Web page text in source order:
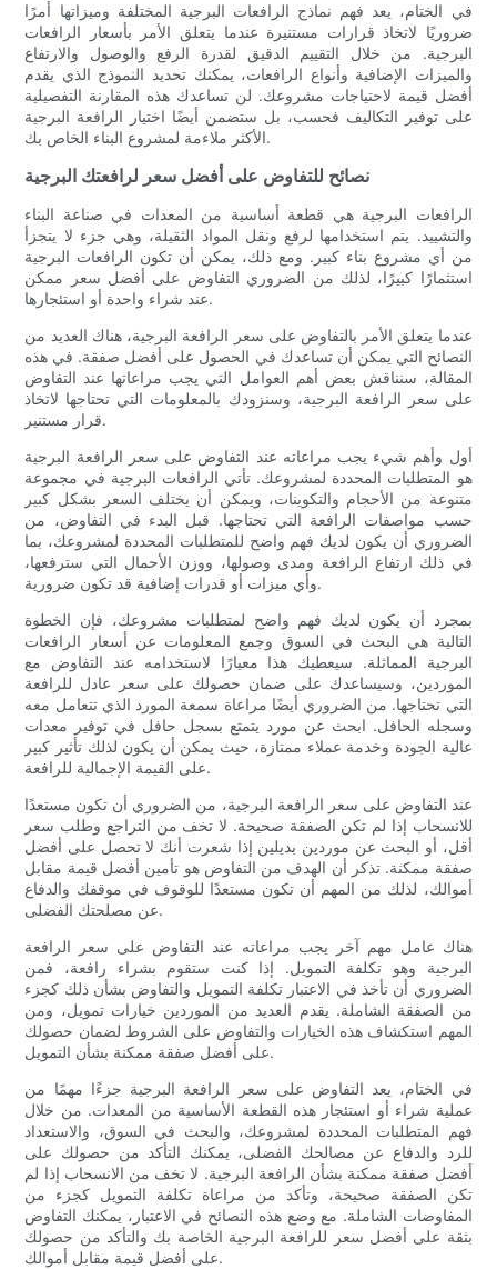
في الختام، يعد فهم نماذج الرافعات البرجية المختلفة وميزاتها أمرًا
ضروريًا لاتخاذ قرارات مستنيرة عندما يتعلق الأمر بأسعار الرافعات
البرجية. من خلال التقييم الدقيق لقدرة الرفع والوصول والارتفاع
والميزات الإضافية وأنواع الرافعات، يمكنك تحديد النموذج الذي يقدم
أفضل قيمة لاحتياجات مشروعك. لن تساعدك هذه المقارنة التفصيلية
على توفير التكاليف فحسب، بل ستضمن أيضًا اختيار الرافعة البرجية
الأكثر ملاءمة لمشروع البناء الخاص بك.
نصائح للتفاوض على أفضل سعر لرافعتك البرجية
الرافعات البرجية هي قطعة أساسية من المعدات في صناعة البناء
والتشييد. يتم استخدامها لرفع ونقل المواد الثقيلة، وهي جزء لا يتجزأ
من أي مشروع بناء كبير. ومع ذلك، يمكن أن تكون الرافعات البرجية
استثمارًا كبيرًا، لذلك من الضروري التفاوض على أفضل سعر ممكن
عند شراء واحدة أو استئجارها.
عندما يتعلق الأمر بالتفاوض على سعر الرافعة البرجية، هناك العديد من
النصائح التي يمكن أن تساعدك في الحصول على أفضل صفقة. في هذه
المقالة، سنناقش بعض أهم العوامل التي يجب مراعاتها عند التفاوض
على سعر الرافعة البرجية، وسنزودك بالمعلومات التي تحتاجها لاتخاذ
قرار مستنير.
أول وأهم شيء يجب مراعاته عند التفاوض على سعر الرافعة البرجية
هو المتطلبات المحددة لمشروعك. تأتي الرافعات البرجية في مجموعة
متنوعة من الأحجام والتكوينات، ويمكن أن يختلف السعر بشكل كبير
حسب مواصفات الرافعة التي تحتاجها. قبل البدء في التفاوض، من
الضروري أن يكون لديك فهم واضح للمتطلبات المحددة لمشروعك، بما
في ذلك ارتفاع الرافعة ومدى وصولها، ووزن الأحمال التي سترفعها،
وأي ميزات أو قدرات إضافية قد تكون ضرورية.
بمجرد أن يكون لديك فهم واضح لمتطلبات مشروعك، فإن الخطوة
التالية هي البحث في السوق وجمع المعلومات عن أسعار الرافعات
البرجية المماثلة. سيعطيك هذا معيارًا لاستخدامه عند التفاوض مع
الموردين، وسيساعدك على ضمان حصولك على سعر عادل للرافعة
التي تحتاجها. من الضروري أيضًا مراعاة سمعة المورد الذي تتعامل معه
وسجله الحافل. ابحث عن مورد يتمتع بسجل حافل في توفير معدات
عالية الجودة وخدمة عملاء ممتازة، حيث يمكن أن يكون لذلك تأثير كبير
على القيمة الإجمالية للرافعة.
عند التفاوض على سعر الرافعة البرجية، من الضروري أن تكون مستعدًا
للانسحاب إذا لم تكن الصفقة صحيحة. لا تخف من التراجع وطلب سعر
أقل، أو البحث عن موردين بديلين إذا شعرت أنك لا تحصل على أفضل
صفقة ممكنة. تذكر أن الهدف من التفاوض هو تأمين أفضل قيمة مقابل
أموالك، لذلك من المهم أن تكون مستعدًا للوقوف في موقفك والدفاع
عن مصلحتك الفضلى.
هناك عامل مهم آخر يجب مراعاته عند التفاوض على سعر الرافعة
البرجية وهو تكلفة التمويل. إذا كنت ستقوم بشراء رافعة، فمن
الضروري أن تأخذ في الاعتبار تكلفة التمويل والتفاوض بشأن ذلك كجزء
من الصفقة الشاملة. يقدم العديد من الموردين خيارات تمويل، ومن
المهم استكشاف هذه الخيارات والتفاوض على الشروط لضمان حصولك
على أفضل صفقة ممكنة بشأن التمويل.
في الختام، يعد التفاوض على سعر الرافعة البرجية جزءًا مهمًا من
عملية شراء أو استئجار هذه القطعة الأساسية من المعدات. من خلال
فهم المتطلبات المحددة لمشروعك، والبحث في السوق، والاستعداد
للرد والدفاع عن مصالحك الفضلى، يمكنك التأكد من حصولك على
أفضل صفقة ممكنة بشأن الرافعة البرجية. لا تخف من الانسحاب إذا لم
تكن الصفقة صحيحة، وتأكد من مراعاة تكلفة التمويل كجزء من
المفاوضات الشاملة. مع وضع هذه النصائح في الاعتبار، يمكنك التفاوض
بثقة على أفضل سعر للرافعة البرجية الخاصة بك والتأكد من حصولك
على أفضل قيمة مقابل أموالك.